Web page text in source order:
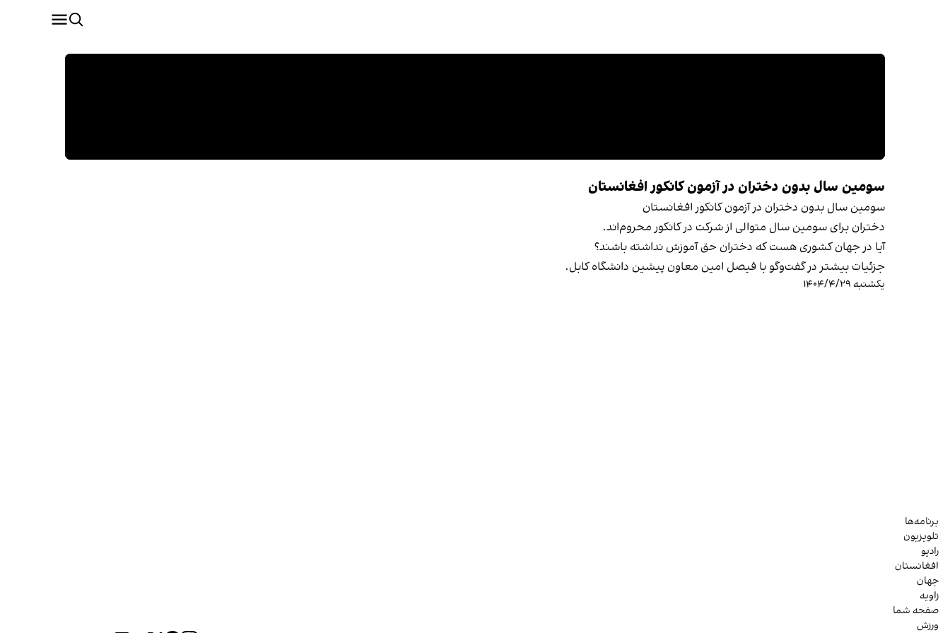
سومین سال بدون دختران در آزمون کانکور افغانستان
سومین سال بدون دختران در آزمون کانکور افغانستان
دختران برای سومین سال متوالی از شرکت در کانکور محروم‌اند.
آیا در جهان کشوری هست که دختران حق آموزش نداشته باشند؟
جزئيات بیشتر در گفت‌وگو با فیصل امین معاون پیشین دانشگاه کابل.
یکشنبه ۱۴۰۴/۴/۲۹
برنامه‌ها
تلویزیون
رادیو
افغانستان
جهان
زاویه
صفحه شما
ورزش